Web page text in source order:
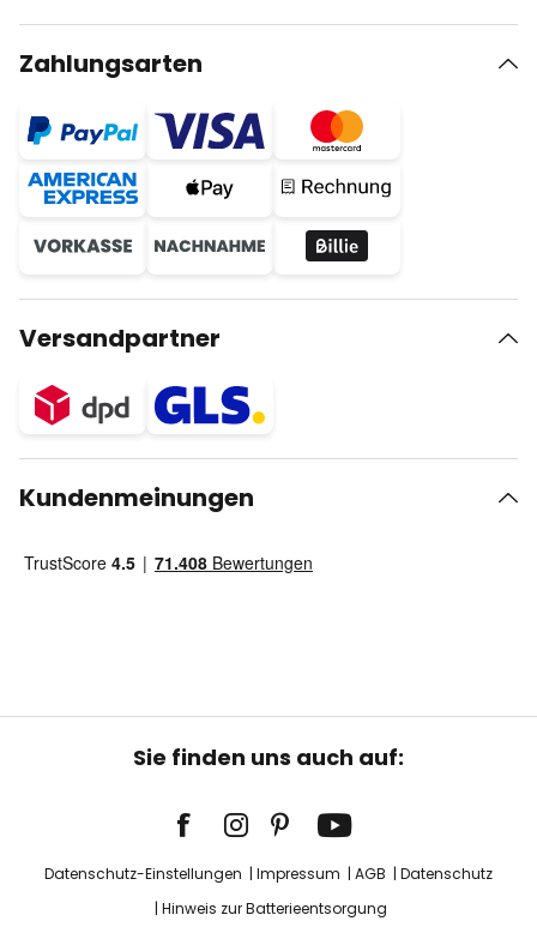
Zahlungsarten
Versandpartner
Kundenmeinungen
Sie finden uns auch auf:
Datenschutz-Einstellungen Impressum AGB
Datenschutz
Hinweis zur Batterieentsorgung